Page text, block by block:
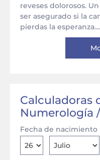
reveses dolorosos.
ser asegurado si la
pierdas la esperanza....
Calculadoras
Numerología
Fecha de nacimiento